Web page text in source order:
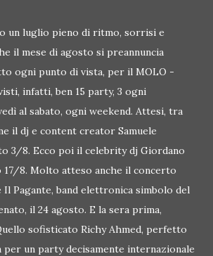
un luglio pieno di ritmo, sorrisi e
il mese di agosto si preannuncia
ogni punto di vista, per il MOLO -
infatti, ben 15 party, 3 ogni
al sabato, ogni weekend. Attesi, tra
il dj e content creator Samuele
3/8. Ecco poi il celebrity dj Giordano
17/8. Molto atteso anche il concerto
Pagante, band elettronica simbolo del
il 24 agosto. E la sera prima,
sofisticato Richy Ahmed, perfetto
per un party decisamente internazionale